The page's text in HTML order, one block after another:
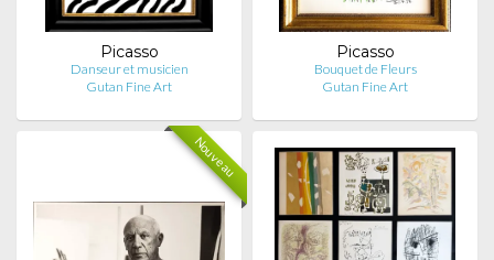
Picasso
Danseur et musicien
Gutan Fine Art
Picasso
Bouquet de Fleurs
Gutan Fine Art
Nouveau